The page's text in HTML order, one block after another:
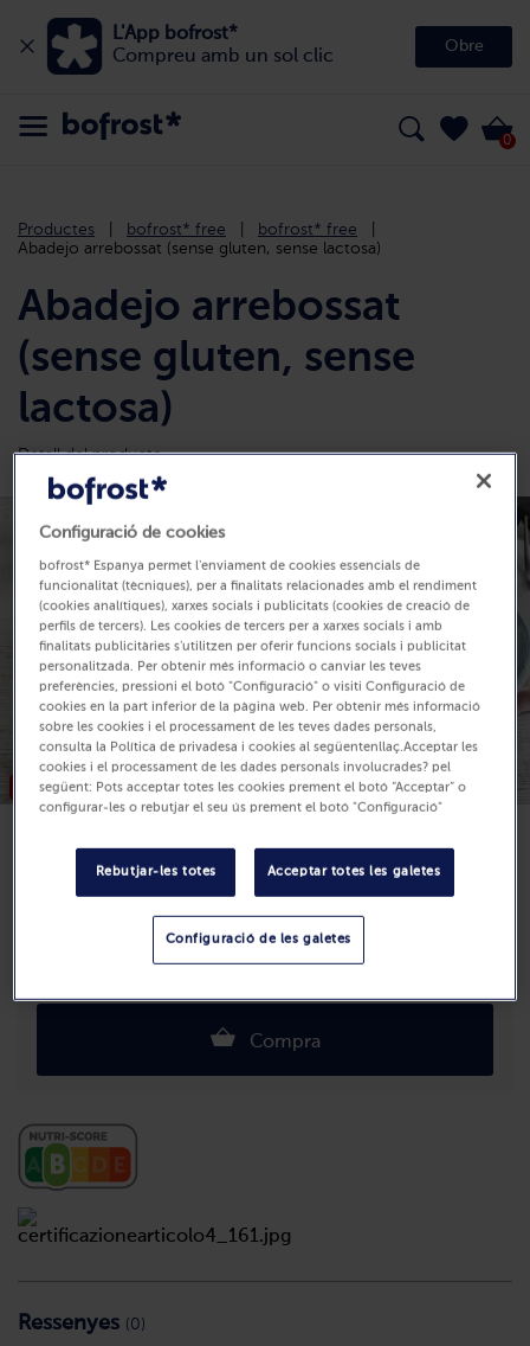
L'App bofrost*
Compreu amb un sol clic
Obre
0
Productes bofrost* free
bofrost* free
Abadejo arrebossat (sense gluten, sense lactosa)
Abadejo arrebossat
(sense gluten, sense
lactosa)
Detall del producte
Nou
Disponible
13,99 €
540 g (Preu per Kg 25.91 €)
Compra
Ressenyes (0)
Configuració de cookies
bofrost* Espanya permet l'enviament de cookies essencials de
funcionalitat (tècniques), per a finalitats relacionades amb el rendiment
(cookies analítiques), xarxes socials i publicitats (cookies de creació de
perfils de tercers). Les cookies de tercers per a xarxes socials i amb
finalitats publicitàries s'utilitzen per oferir funcions socials i publicitat
personalitzada. Per obtenir més informació o canviar les teves
preferències, pressioni el botó "Configuració" o visiti Configuració de
cookies en la part inferior de la pàgina web. Per obtenir més informació
sobre les cookies i el processament de les teves dades personals,
consulta la Política de privadesa i cookies al següentenllaç.Acceptar les
cookies i el processament de les dades personals involucrades? pel
següent: Pots acceptar totes les cookies prement el botó “Acceptar” o
configurar-les o rebutjar el seu ús prement el botó "Configuració"
Rebutjar-les totes Acceptar totes les galetes
Configuració de les galetes